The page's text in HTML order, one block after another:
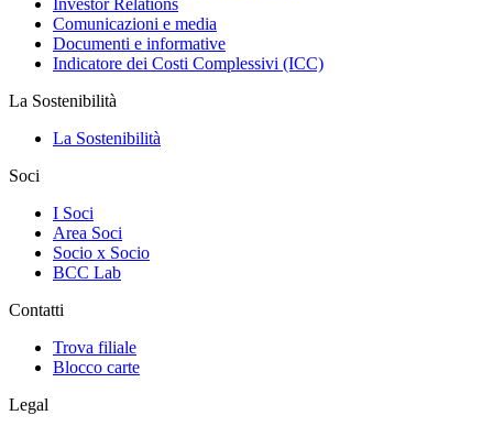
Comunicazioni e media
Documenti e informative
Indicatore dei Costi Complessivi (ICC)
La Sostenibilità
La Sostenibilità
Soci
I Soci
Area Soci
Socio x Socio
BCC Lab
Contatti
Trova filiale
Blocco carte
Legal